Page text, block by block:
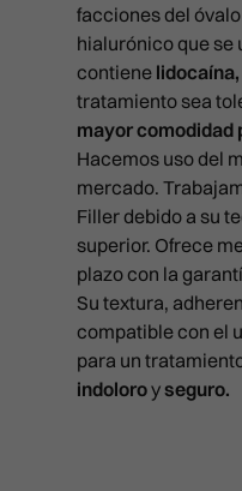
facciones del
hialurónico que se
contiene lidocaína,
tratamiento sea
mayor comodidad
Hacemos uso del
mercado.
Filler debido a su
superior. Ofrece
plazo con la
Su textura,
compatible con el
para un
indoloroyseguro.